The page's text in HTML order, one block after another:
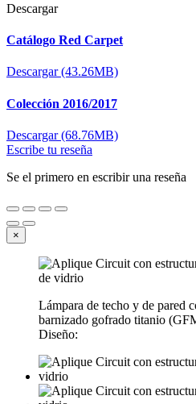
Descargar
Catálogo Red Carpet
Descargar (43.26MB)
Colección 2016/2017
Descargar (68.76MB)
Escribe tu reseña
Se el primero en escribir una reseña
×
Lámpara de techo y de pared
barnizado gofrado titanio
Diseño: